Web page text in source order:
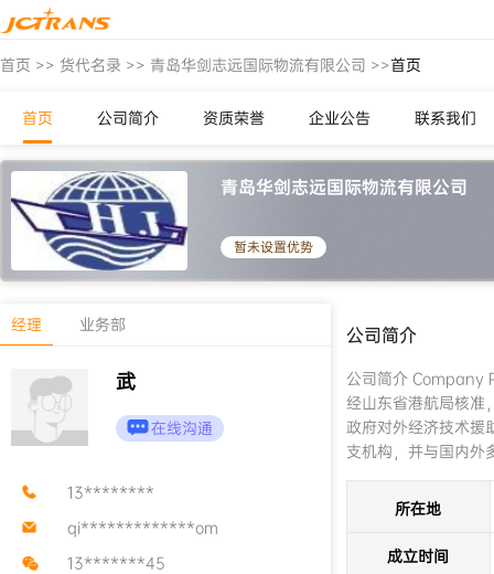
首页 >> 货代名录 >> 青岛华剑志远国际物流有限公司 >>首页
首页 公司简介 资质荣誉 企业公告 联系我们
青岛华剑志远国际物流有限公司
暂未设置优势
经理 业务部
武
在线沟通
13********
qi*************om
13*******45
公司简介
公司简介 Company Profile （HUAJIAN）志远国际物流有限公司是外经贸部批准的一级国际货运代理企
经山东省港航局核准，国家工商部
政府对外经济技术援助项目物资的运输工
支机构，并与国内外
务 一、 集装箱运输代理 经营范围包括：进出口集装箱的整箱、拼箱、海空联运、产地装箱、港口接货、缮制单证、港口理货、报关报验、监
装监卸、分拔转运
岛港散杂货港口装卸运输代理 青岛港指定港口地面货物运输代理的单位。业务受理：主要从事矿
所在地
成立时间